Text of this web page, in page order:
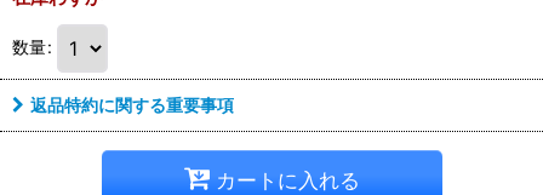
数量:
返品特約に関する重要事項
カートに入れる